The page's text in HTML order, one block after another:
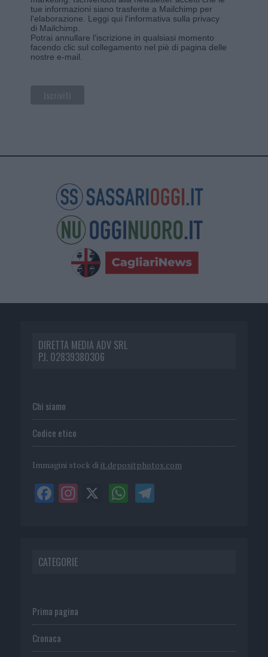
tue informazioni siano trasferite a Mailchimp per
l'elaborazione. Leggi qui l'informativa sulla privacy
di Mailchimp
Potrai annullare l'iscrizione in qualsiasi momento
facendo clic sul collegamento nel piè di pagina delle
nostre e-mail.
DIRETTA MEDIA ADV SRL
P.I. 02839380306
Chi siamo
Codice etico
Immagini stock di it.depositphotos.com
CATEGORIE
Prima pagina
Cronaca